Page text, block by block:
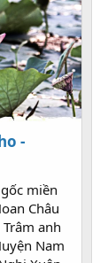
-
miền
Châu
anh
Nam